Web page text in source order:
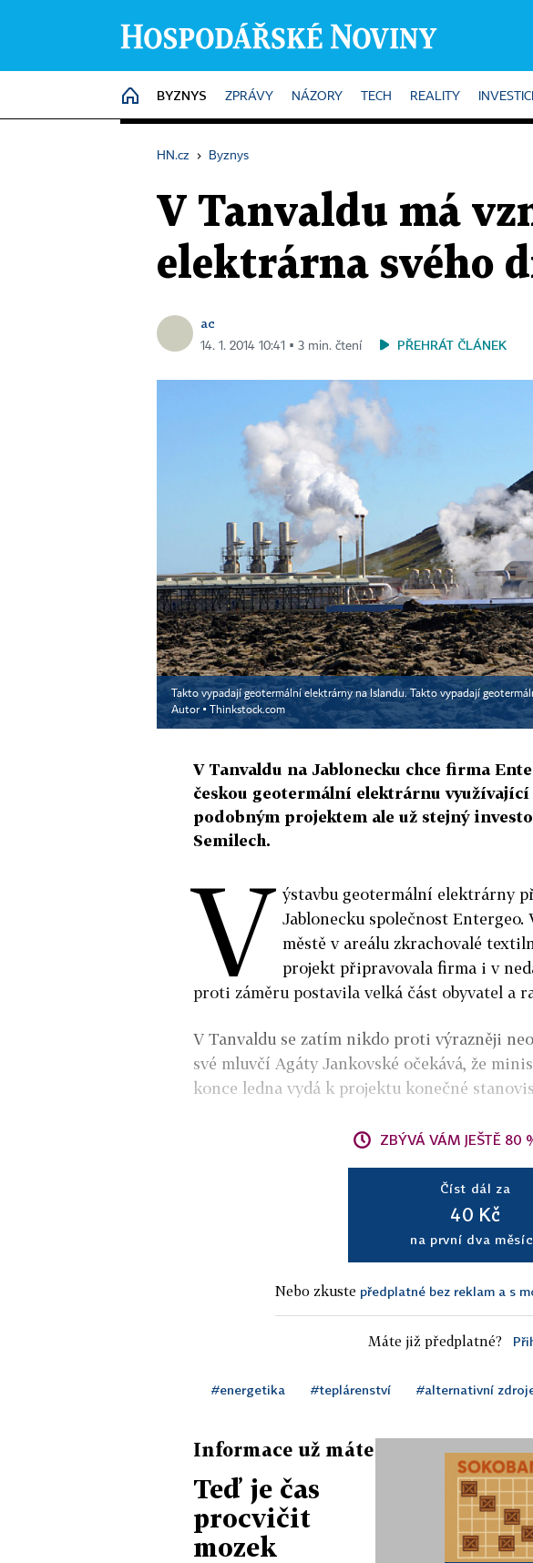
HOME
BYZNYS ZPRÁVY NÁZORY TECH REALITY
HN.cz › Byznys
V Tanvaldu má
elektrárna svého
ac
14. 1. 2014 10:41 ▪ 3 min. čtení PŘEHRÁT ČLÁNEK
Takto vypadají geotermální elektrárny na Islandu. Takto vypadají
Autor ▪
Thinkstock.com
V Tanvaldu na Jablonecku chce firma
českou geotermální elektrárnu využívající
podobným projektem ale už stejný
Semilech.
V ýstavbu geotermální elektrárny
Jablonecku společnost
městě v areálu zkrachovalé
projekt připravovala firma i v
proti záměru postavila velká část obyvatel a
V Tanvaldu se zatím nikdo proti výrazněji
své mluvčí Agáty Jankovské očekává, že
konce ledna vydá k projektu konečné
ZBÝVÁ VÁM JEŠTĚ 80
Číst dál za
40 Kč
na první dva
Nebo zkuste předplatné bez reklam a s
Máte již předplatné?
#energetika #teplárenství #alternativní
Informace už máte
Teď je čas
procvičit
mozek